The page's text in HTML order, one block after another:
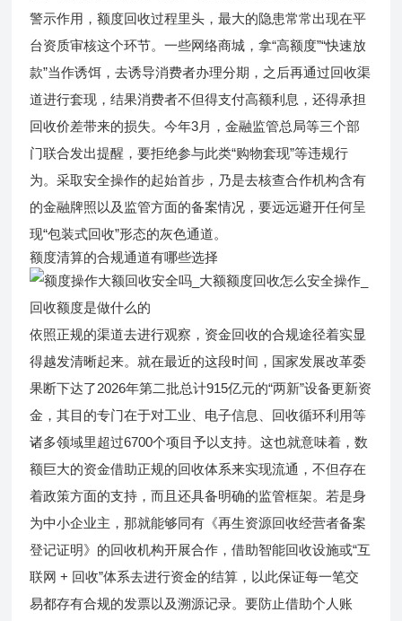
警示作用，额度回收过程里头，最大的隐患常常出现在平
台资质审核这个环节。一些网络商城，拿“高额度”“快速放
款”当作诱饵，去诱导消费者办理分期，之后再通过回收渠
道进行套现，结果消费者不但得支付高额利息，还得承担
回收价差带来的损失。今年3月，金融监管总局等三个部
门联合发出提醒，要拒绝参与此类“购物套现”等违规行
为。采取安全操作的起始首步，乃是去核查合作机构含有
的金融牌照以及监管方面的备案情况，要远远避开任何呈
现“包装式回收”形态的灰色通道。
额度清算的合规通道有哪些选择
依照正规的渠道去进行观察，资金回收的合规途径着实显
得越发清晰起来。就在最近的这段时间，国家发展改革委
果断下达了2026年第二批总计915亿元的“两新”设备更新资
金，其目的专门在于对工业、电子信息、回收循环利用等
诸多领域里超过6700个项目予以支持。这也就意味着，数
额巨大的资金借助正规的回收体系来实现流通，不但存在
着政策方面的支持，而且还具备明确的监管框架。若是身
为中小企业主，那就能够同有《再生资源回收经营者备案
登记证明》的回收机构开展合作，借助智能回收设施或“互
联网 + 回收”体系去进行资金的结算，以此保证每一笔交
易都存有合规的发票以及溯源记录。要防止借助个人账